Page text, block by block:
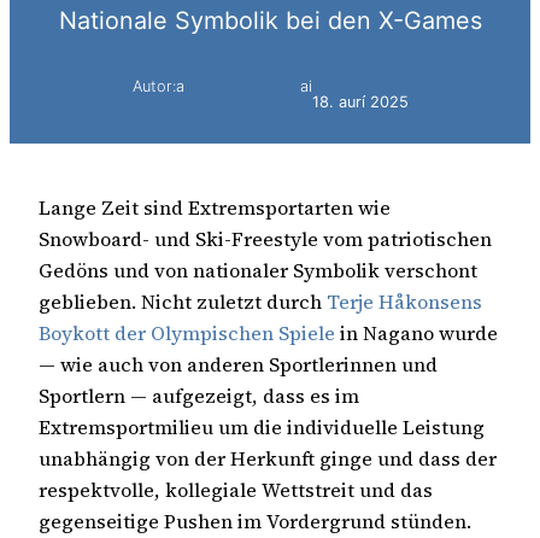
Nationale Symbolik bei den X-Games
Autor:a
ai
18. aurí 2025
Lange Zeit sind Extremsportarten wie
Snowboard- und Ski-Freestyle vom patriotischen
Gedöns und von nationaler Symbolik verschont
geblieben. Nicht zuletzt durch Terje Håkonsens
Boykott der Olympischen Spiele in Nagano wurde
— wie auch von anderen Sportlerinnen und
Sportlern — aufgezeigt, dass es im
Extremsportmilieu um die individuelle Leistung
unabhängig von der Herkunft ginge und dass der
respektvolle, kollegiale Wettstreit und das
gegenseitige Pushen im Vordergrund stünden.